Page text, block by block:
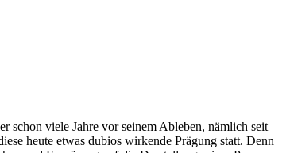
schon viele Jahre vor seinem Ableben, nämlich seit
heute etwas dubios wirkende Prägung statt. Denn